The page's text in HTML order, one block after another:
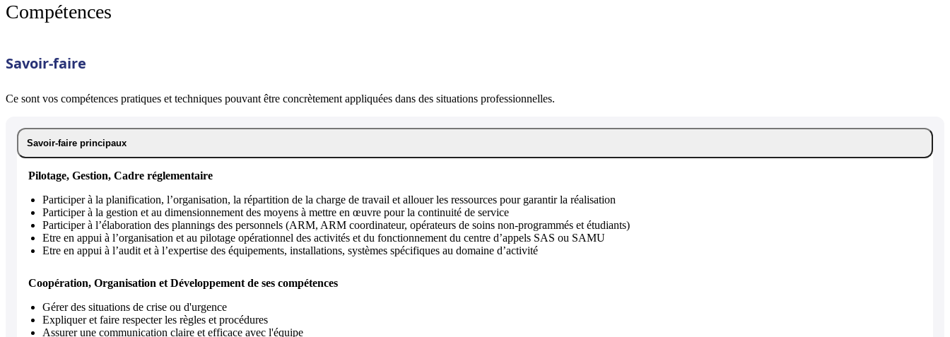
Compétences
Savoir-faire
Ce sont vos compétences pratiques et techniques pouvant être concrètement appliquées dans des situations professionnelles.
Savoir-faire principaux
Pilotage, Gestion, Cadre réglementaire
Participer à la planification, l’organisation, la répartition de la charge de travail et allouer les ressources pour garantir la réalisation
Participer à la gestion et au dimensionnement des moyens à mettre en œuvre pour la continuité de service
Participer à l’élaboration des plannings des personnels (ARM, ARM coordinateur, opérateurs de soins non-programmés et étudiants)
Etre en appui à l’organisation et au pilotage opérationnel des activités et du fonctionnement du centre d’appels SAS ou SAMU
Etre en appui à l’audit et à l’expertise des équipements, installations, systèmes spécifiques au domaine d’activité
Coopération, Organisation et Développement de ses compétences
Gérer des situations de crise ou d'urgence
Expliquer et faire respecter les règles et procédures
Assurer une communication claire et efficace avec l'équipe